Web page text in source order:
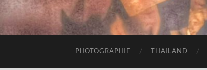
PHOTOGRAPHIE THAILAND